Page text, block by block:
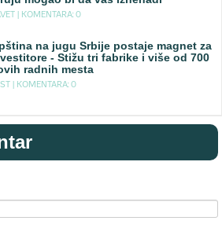
| KOMENTARA: 0
na jugu Srbije postaje magnet za
- Stižu tri fabrike i više od 700
radnih mesta
| KOMENTARA: 0